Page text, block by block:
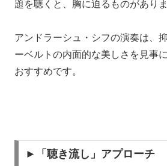
題を聴くと、胸に迫るものがありま
アンドラーシュ・シフの演奏は、
ーベルトの内面的な美しさを見事
おすすめです。
►「聴き流し」アプローチ